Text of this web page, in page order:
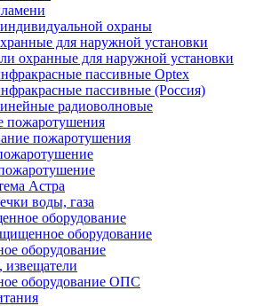
охраны
для наружной установки
охранные для наружной установки
пассивные Optex
пассивные (Россия)
радиоволновые
пожаротушения
пожаротушения
Астра
воды, газа
оборудование
оборудование
оборудование
оборудование ОПС